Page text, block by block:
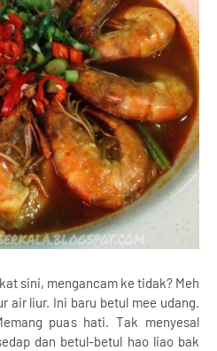
sini, mengancam ke tidak? Meh
air liur. Ini baru betul mee udang.
puas hati. Tak menyesal
dan betul-betul hao liao bak